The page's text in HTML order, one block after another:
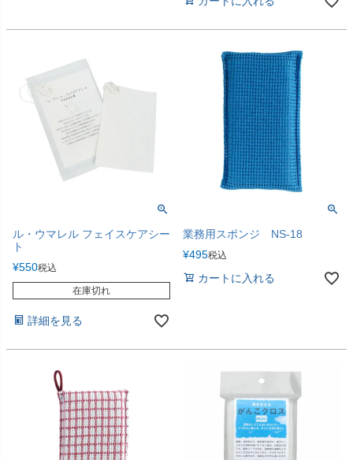
ル・ウマレル フェイスケアシー
ト
¥550税込
在庫切れ
詳細を見る
業務用スポンジ NS-18
¥495税込
カートに入れる